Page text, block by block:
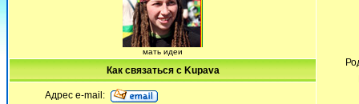
мать идеи
Как связаться с Kupava
Адрес e-mail: